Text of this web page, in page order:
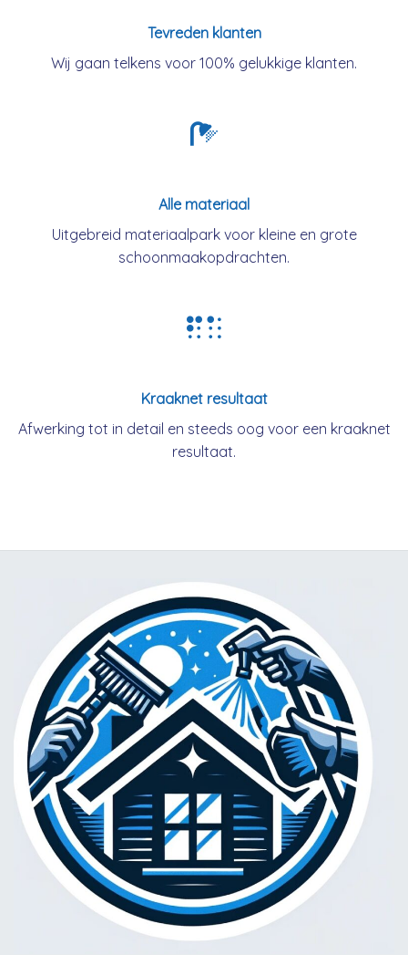
Tevreden klanten
Wij gaan telkens voor 100% gelukkige klanten.
Alle materiaal
Uitgebreid materiaalpark voor kleine en grote
schoonmaakopdrachten.
Kraaknet resultaat
Afwerking tot in detail en steeds oog voor een kraaknet
resultaat.